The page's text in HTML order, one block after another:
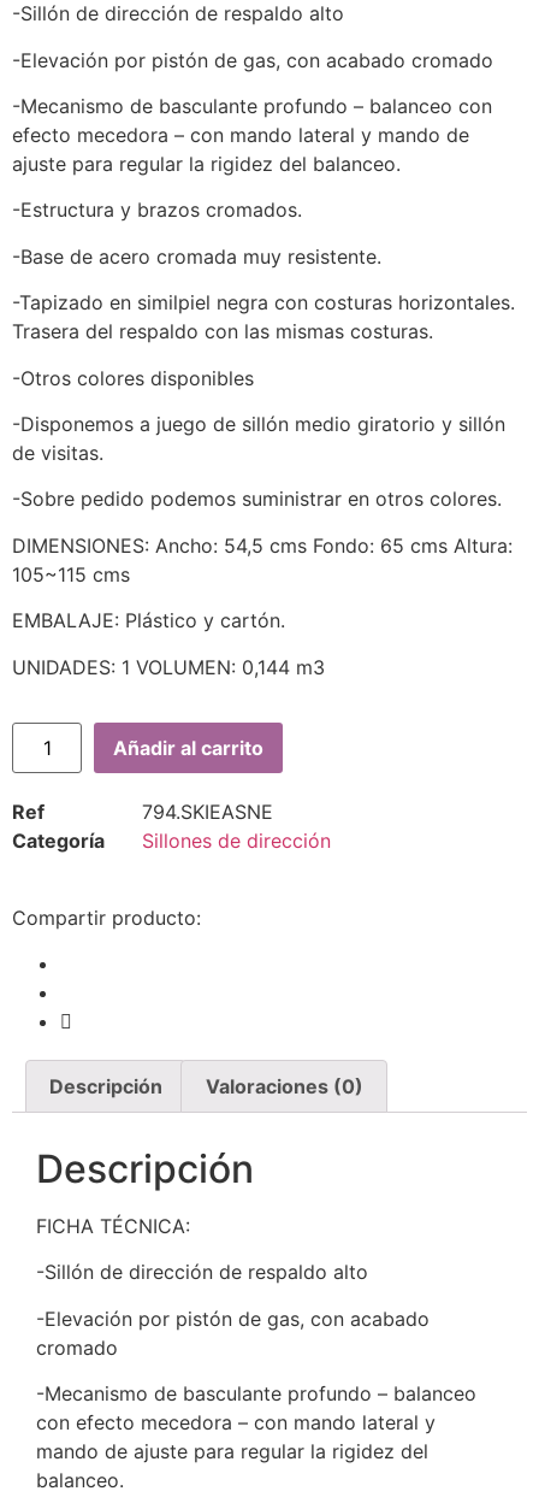
-Sillón de dirección de respaldo alto
-Elevación por pistón de gas, con acabado cromado
-Mecanismo de basculante profundo – balanceo con
efecto mecedora – con mando lateral y mando de
ajuste para regular la rigidez del balanceo.
-Estructura y brazos cromados.
-Base de acero cromada muy resistente.
-Tapizado en similpiel negra con costuras horizontales.
Trasera del respaldo con las mismas costuras.
-Otros colores disponibles
-Disponemos a juego de sillón medio giratorio y sillón
de visitas.
-Sobre pedido podemos suministrar en otros colores.
DIMENSIONES: Ancho: 54,5 cms Fondo: 65 cms Altura:
105~115 cms
EMBALAJE: Plástico y cartón.
UNIDADES: 1 VOLUMEN: 0,144 m3
Añadir al carrito
Ref
794.SKIEASNE
Categoría
Sillones de dirección
Compartir producto:
Descripción Valoraciones (0)
Descripción
FICHA TÉCNICA:
-Sillón de dirección de respaldo alto
-Elevación por pistón de gas, con acabado
cromado
-Mecanismo de basculante profundo – balanceo
con efecto mecedora – con mando lateral y
mando de ajuste para regular la rigidez del
balanceo.